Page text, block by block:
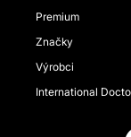
Premium
Značky
Výrobci
International